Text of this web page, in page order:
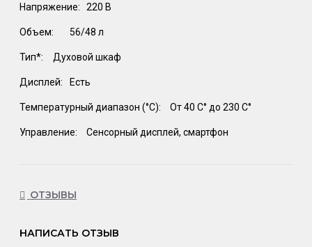
Напряжение: 220 В
Объем: 56/48 л
Тип*: Духовой шкаф
Дисплей: Есть
Температурный диапазон (°C): От 40 С° до 230 С°
Управление: Сенсорный дисплей, смартфон
ОТЗЫВЫ
НАПИСАТЬ ОТЗЫВ